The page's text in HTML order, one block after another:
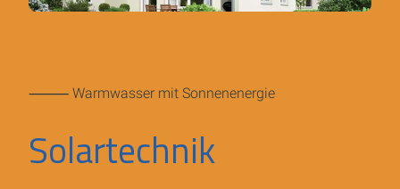
⸻ Warmwasser mit Sonnenenergie
Solartechnik